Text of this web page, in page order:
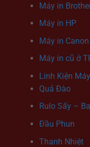
Máy in
Máy in HP
Máy in Canon
Máy in cũ ở
Linh Kiện
Quả Đào
Rulo Sấy –
Đầu Phun
Thanh Nhiệt